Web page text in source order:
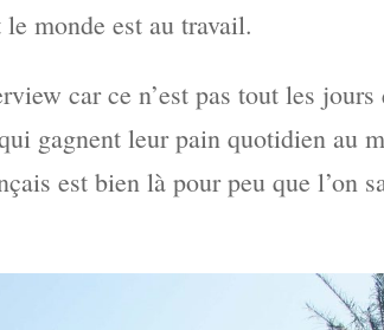
monde est au travail.
car ce n’est pas tout les jours
gagnent leur pain quotidien au
est bien là pour peu que l’on